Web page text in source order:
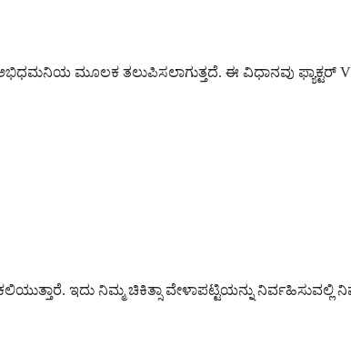
ಮೂಲಕ ತಲುಪಿಸಲಾಗುತ್ತದೆ. ಈ ವಿಧಾನವು ಫ್ಯಾಕ್ಟರ್
ನಿಮ್ಮ ಚಿಕಿತ್ಸಾ ವೇಳಾಪಟ್ಟಿಯನ್ನು ನಿರ್ವಹಿಸುವಲ್ಲಿ ನಿಮಗೆ